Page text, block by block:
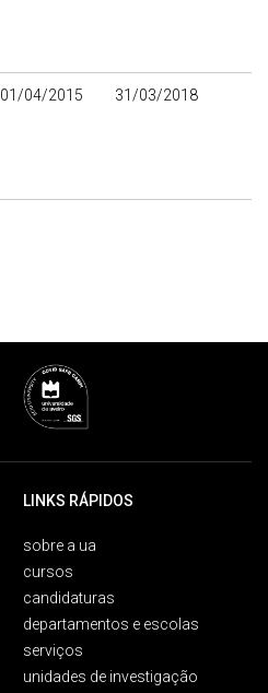
01/04/2015 31/03/2018
LINKS RÁPIDOS
sobre a ua
cursos
candidaturas
departamentos e escolas
serviços
unidades de investigação